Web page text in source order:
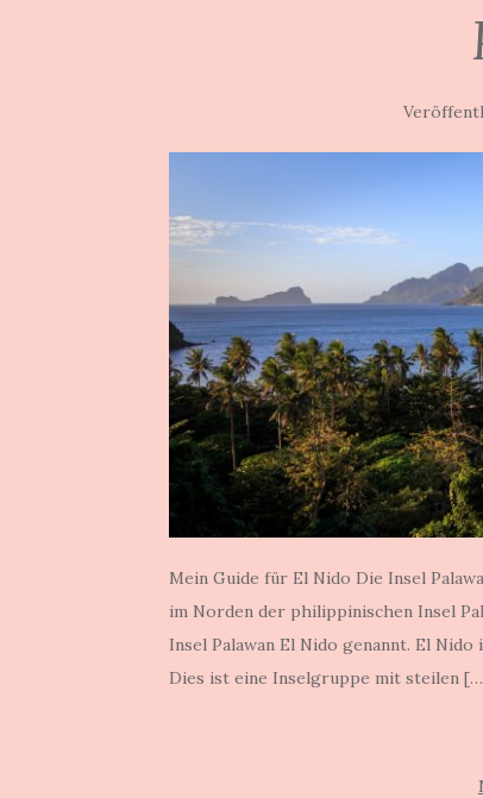
Mein Guide für El Nido Die Insel
im Norden der philippinischen Insel
Insel Palawan El Nido genannt. El
Dies ist eine Inselgruppe mit steilen